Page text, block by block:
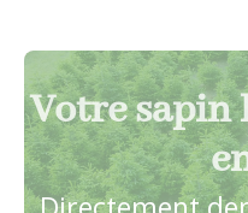
Votre sapin